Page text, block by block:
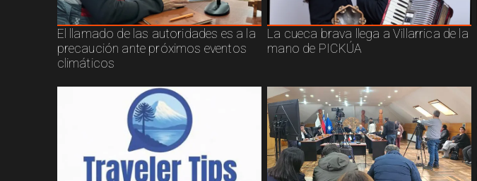
El llamado de las autoridades es a la
precaución ante próximos eventos
climáticos
La cueca brava llega a Villarrica de la
mano de PICKÚA